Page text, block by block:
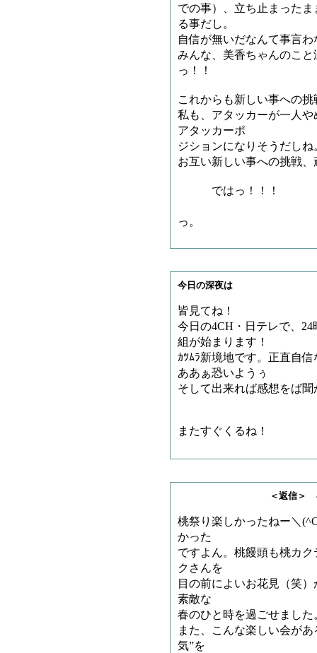
での事）、立ち止まった
る事だし。
自信が無いだなんて事言
みんな、美香ちゃんのこ
っ！！
これからも新しい事への
私も、アタッカーが一人
アタッカーポ
ジションになりそうだし
お互い新しい事への挑戦
ではっ！！！
っ。
今日の深夜は
皆見てね！
今日の4CH・日テレで、
組が始まります！
ｶﾂﾑﾗ新境地です。正直自
ああぁ恐いようぅ
そして出来れば感想をば
またすぐくるね！
＜返信＞ キヌタビ
桃祭り楽しかったねー＼
かった
ですよん。桃饅頭も桃カ
クさんを
目の前によいお花見（笑
素敵な
春のひと時を過ごせまし
また、こんな楽しい会が
気”を